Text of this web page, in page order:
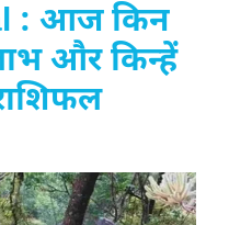
: आज किन
और किन्हें